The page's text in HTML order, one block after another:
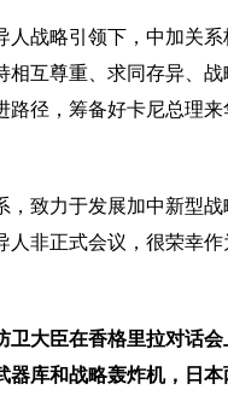
人战略引领下，中加关
相互尊重、求同存异、
路径，筹备好卡尼总理
，致力于发展加中新型
非正式会议，很荣幸
卫大臣在香格里拉对话
库和战略轰炸机，日